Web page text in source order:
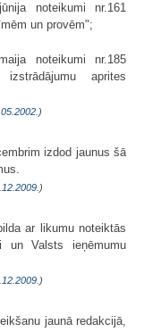
noteikumi nr.161
un provēm";
noteikumi nr.185
aprites
)
izdod jaunus šā
)
ar likumu noteiktās
un Valsts ieņēmumu
)
jaunā redakcijā,